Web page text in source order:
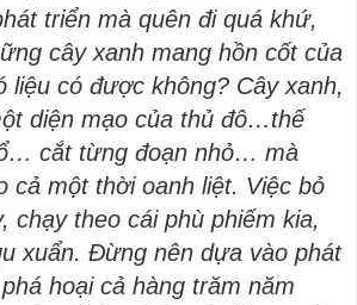
triển mà quên đi quá khứ,
cây xanh mang hồn cốt của
liệu có được không? Cây xanh,
diện mạo của thủ đô…thế
cắt từng đoạn nhỏ… mà
cả một thời oanh liệt. Việc bỏ
chạy theo cái phù phiếm kia,
xuẩn. Đừng nên dựa vào phát
hoại cả hàng trăm năm